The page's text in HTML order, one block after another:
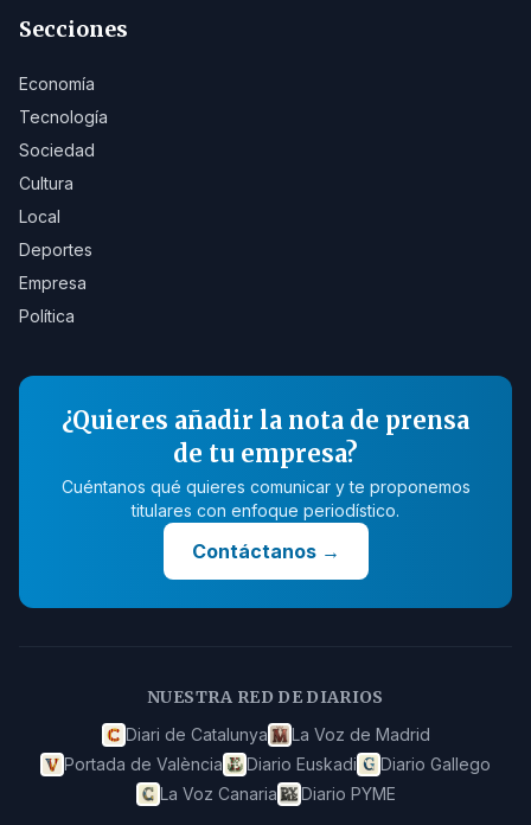
Secciones
Economía
Tecnología
Sociedad
Cultura
Local
Deportes
Empresa
Política
¿Quieres añadir la nota de prensa
de tu empresa?
Cuéntanos qué quieres comunicar y te proponemos
titulares con enfoque periodístico.
Contáctanos→
NUESTRA RED DE DIARIOS
Diari de Catalunya
La Voz de Madrid
Portada de València
Diario Euskadi
Diario Gallego
La Voz Canaria
Diario PYME